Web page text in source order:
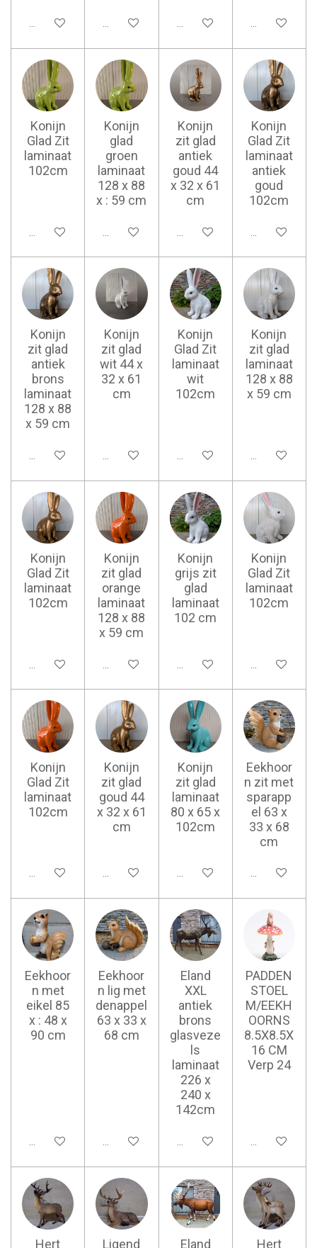
Ajouter au panierAjouter au panierAjouter au panierAjouter au
Konijn
Glad Zit
laminaat
102cm
Ajouter au panier
Konijn
glad
groen
laminaat
128 x 88
x : 59 cm
Ajouter au panier
Konijn
zit glad
antiek
goud 44
x 32 x 61
cm
Ajouter au panier
Konijn
Glad Zit
laminaat
antiek
goud
102cm
Ajouter au
Konijn
zit glad
antiek
brons
laminaat
128 x 88
x 59 cm
Ajouter au panier
Konijn
zit glad
wit 44 x
32 x 61
cm
Ajouter au panier
Konijn
Glad Zit
laminaat
wit
102cm
Ajouter au panier
Konijn
zit glad
laminaat
128 x 88
x 59 cm
Ajouter au
Konijn
Glad Zit
laminaat
102cm
Ajouter au panier
Konijn
zit glad
orange
laminaat
128 x 88
x 59 cm
Ajouter au panier
Konijn
grijs zit
glad
laminaat
102 cm
Ajouter au panier
Konijn
Glad Zit
laminaat
102cm
Ajouter au
Konijn
Glad Zit
laminaat
102cm
Ajouter au panier
Konijn
zit glad
goud 44
x 32 x 61
cm
Ajouter au panier
Konijn
zit glad
laminaat
80 x 65 x
102cm
Ajouter au panier
Eekhoor
n zit met
sparapp
el 63 x
33 x 68
cm
Ajouter au
Eekhoor
n met
eikel 85
x : 48 x
90 cm
Ajouter au panier
Eekhoor
n lig met
denappel
63 x 33 x
68 cm
Ajouter au panier
Eland
XXL
antiek
brons
glasveze
ls
laminaat
226 x
240 x
142cm
Ajouter au panier
PADDEN
STOEL
M/EEKH
OORNS
8.5X8.5X
16 CM
Verp 24
Ajouter au
Hert Ligend Eland Hert